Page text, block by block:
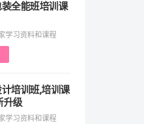
全能班培训课
学习资料和课程
培训班,培训课
升级
学习资料和课程